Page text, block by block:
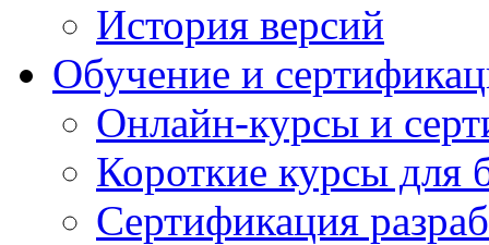
История версий
Обучение и
Онлайн-курсы и
Короткие курсы для
Сертификация